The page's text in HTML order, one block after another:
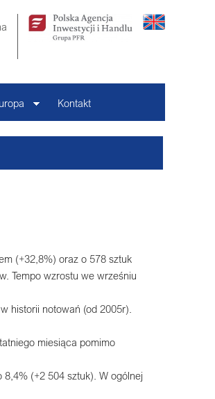
Kontakt
(+32,8%) oraz o 578 sztuk
Tempo wzrostu we wrześniu
historii notowań (od 2005r).
miesiąca pomimo
(+2 504 sztuk). W ogólnej